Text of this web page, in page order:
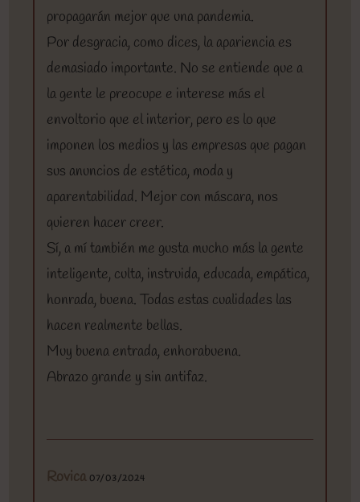
propagarán mejor que una pandemia.
Por desgracia, como dices, la apariencia es
demasiado importante. No se entiende que a
la gente le preocupe e interese más el
envoltorio que el interior, pero es lo que
imponen los medios y las empresas que pagan
sus anuncios de estética, moda y
aparentabilidad. Mejor con máscara, nos
quieren hacer creer.
Sí, a mí también me gusta mucho más la gente
inteligente, culta, instruida, educada, empática,
honrada, buena. Todas estas cualidades las
hacen realmente bellas.
Muy buena entrada, enhorabuena.
Abrazo grande y sin antifaz.
Rovica 07/03/2024